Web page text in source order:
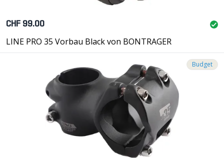
CHF 99.00
LINE PRO 35 Vorbau Black von BONTRAGER
Budget